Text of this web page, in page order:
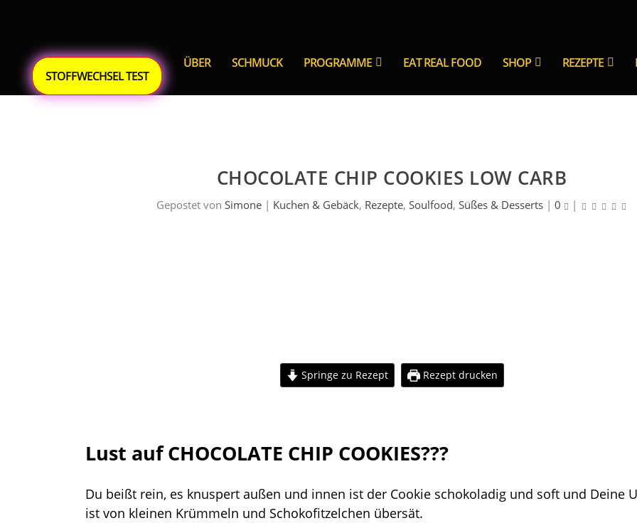
STOFFWECHSEL TEST
ÜBER SCHMUCK PROGRAMME EAT REAL FOOD SHOP REZEPTE
CHOCOLATE CHIP COOKIES LOW CARB
Gepostet vonSimone | Kuchen & Gebäck, Rezepte,Soulfood,Süßes & Desserts |0 |
Springe zu Rezept Rezept drucken
Lust auf CHOCOLATE CHIP COOKIES???
Du beißt rein, es knuspert außen und innen ist der Cookie schokoladig und soft und Deine
ist von kleinen Krümmeln und Schokofitzelchen übersät.